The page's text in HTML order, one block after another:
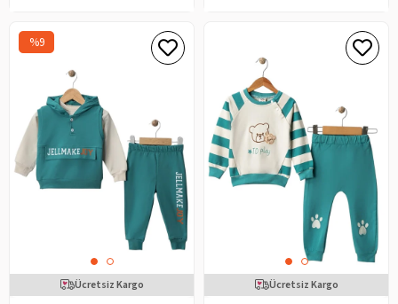
%9
Ücretsiz Kargo Ücretsiz Kargo